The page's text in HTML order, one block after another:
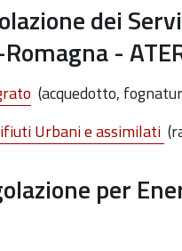
dei
-
(acquedotto,
Urbani e assimilati
per